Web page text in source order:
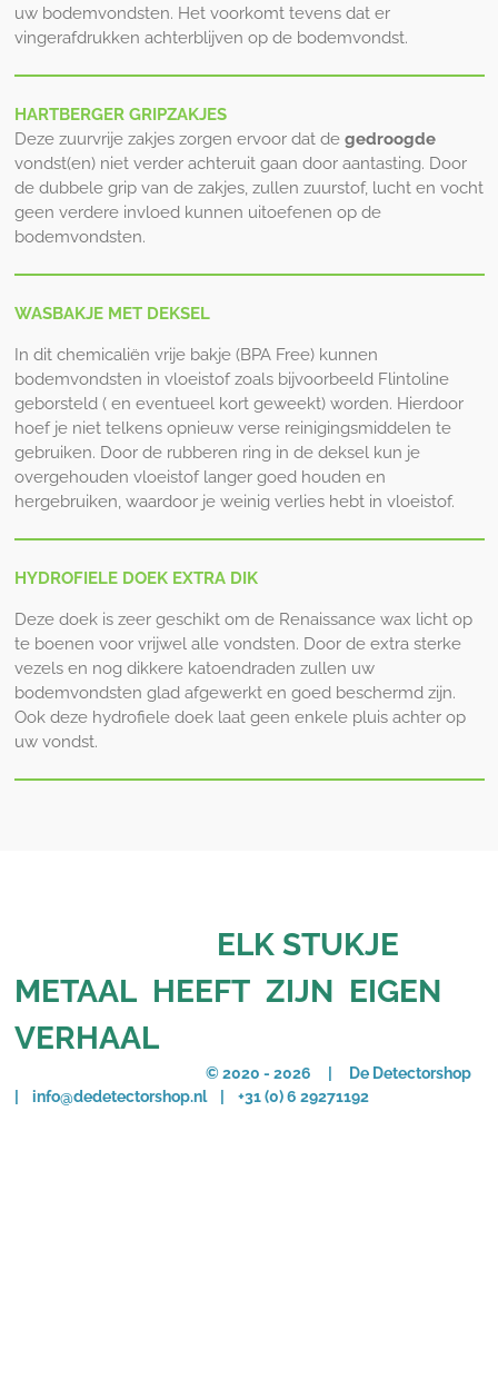
uw bodemvondsten. Het voorkomt tevens dat er
vingerafdrukken achterblijven op de bodemvondst.
HARTBERGER GRIPZAKJES
Deze zuurvrije zakjes zorgen ervoor dat de gedroogde
vondst(en) niet verder achteruit gaan door aantasting. Door
de dubbele grip van de zakjes, zullen zuurstof, lucht en vocht
geen verdere invloed kunnen uitoefenen op de
bodemvondsten.
WASBAKJE MET DEKSEL
In dit chemicaliën vrije bakje (BPA Free) kunnen
bodemvondsten in vloeistof zoals bijvoorbeeld Flintoline
geborsteld ( en eventueel kort geweekt) worden. Hierdoor
hoef je niet telkens opnieuw verse reinigingsmiddelen te
gebruiken. Door de rubberen ring in de deksel kun je
overgehouden vloeistof langer goed houden en
hergebruiken, waardoor je weinig verlies hebt in vloeistof.
HYDROFIELE DOEK EXTRA DIK
Deze doek is zeer geschikt om de Renaissance wax licht op
te boenen voor vrijwel alle vondsten. Door de extra sterke
vezels en nog dikkere katoendraden zullen uw
bodemvondsten glad afgewerkt en goed beschermd zijn.
Ook deze hydrofiele doek laat geen enkele pluis achter op
uw vondst.
ELK STUKJE
METAAL HEEFT ZIJN EIGEN
VERHAAL
© 2020 - 2026 | De Detectorshop
| info@dedetectorshop.nl | +31 (0) 6 29271192